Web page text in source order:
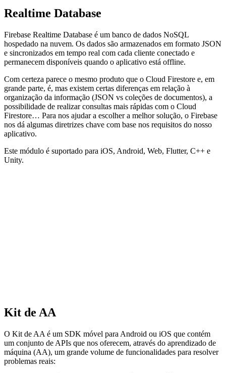
Realtime Database
Firebase Realtime Database é um banco de dados NoSQL
hospedado na nuvem. Os dados são armazenados em formato JSON
e sincronizados em tempo real com cada cliente conectado e
permanecem disponíveis quando o aplicativo está offline.
Com certeza parece o mesmo produto que o Cloud Firestore e, em
grande parte, é, mas existem certas diferenças em relação à
organização da informação (JSON vs coleções de documentos), a
possibilidade de realizar consultas mais rápidas com o Cloud
Firestore… Para nos ajudar a escolher a melhor solução, o Firebase
nos dá algumas diretrizes chave com base nos requisitos do nosso
aplicativo.
Este módulo é suportado para iOS, Android, Web, Flutter, C++ e
Unity.
Kit de AA
O Kit de AA é um SDK móvel para Android ou iOS que contém
um conjunto de APIs que nos oferecem, através do aprendizado de
máquina (AA), um grande volume de funcionalidades para resolver
problemas reais: